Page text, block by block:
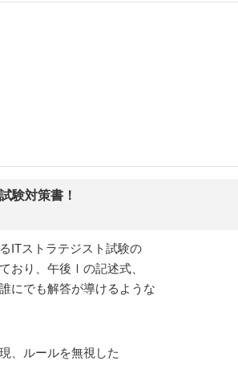
験対策書！
ITストラテジスト試験の
おり、午後Ⅰの記述式、
にでも解答が導けるような
、ルールを無視した